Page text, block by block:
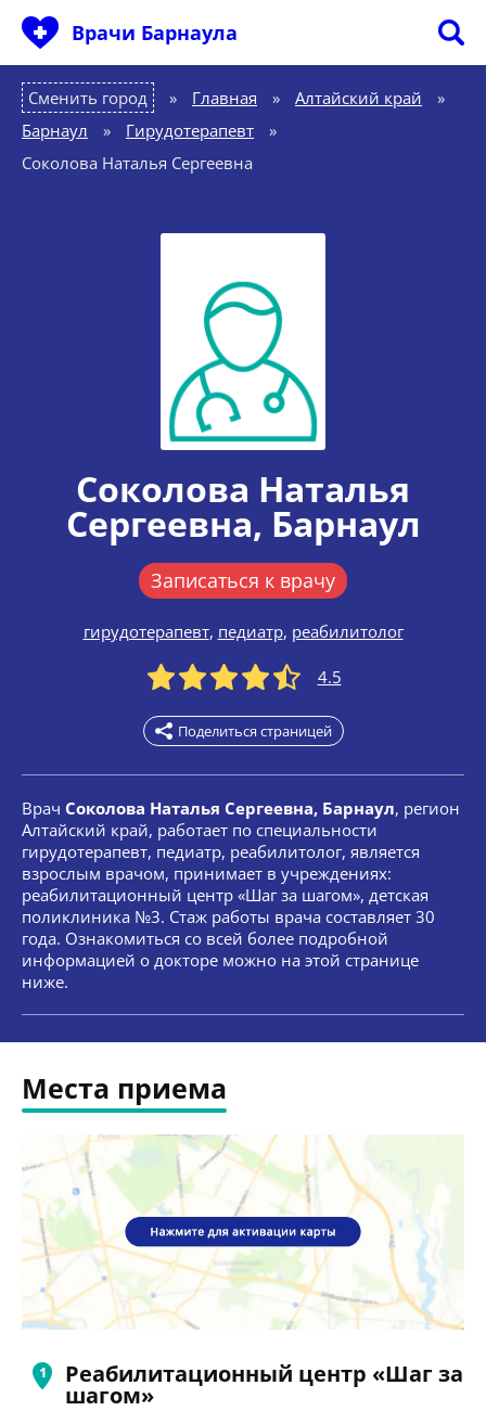
Врачи Барнаула
Сменить город Главная » Алтайский край
»
Барнаул
» Гирудотерапевт
»
Соколова Наталья Сергеевна
Соколова Наталья
Сергеевна, Барнаул
Записаться к врачу
гирудотерапевт, педиатр, реабилитолог
4.5
Поделиться страницей
Врач Соколова Наталья Сергеевна, Барнаул, регион
Алтайский край, работает по специальности
гирудотерапевт, педиатр, реабилитолог, является
взрослым врачом, принимает в учреждениях:
реабилитационный центр «Шаг за шагом», детская
поликлиника №3. Стаж работы врача составляет 30
года. Ознакомиться со всей более подробной
информацией о докторе можно на этой странице
ниже.
Места приема
Реабилитационный центр «Шаг за
шагом»